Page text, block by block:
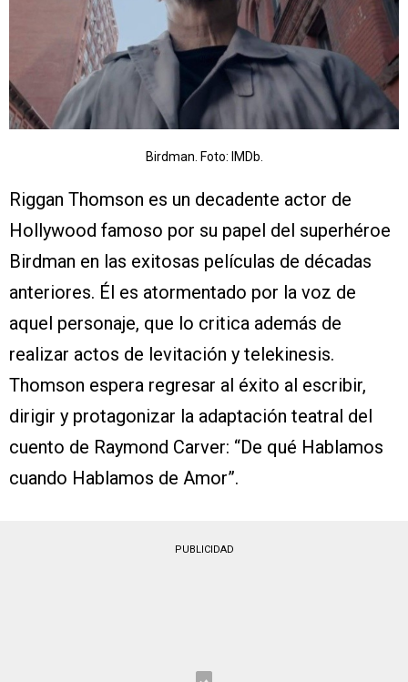
Birdman. Foto: IMDb.
Riggan Thomson es un decadente actor de
Hollywood famoso por su papel del superhéroe
Birdman en las exitosas películas de décadas
anteriores. Él es atormentado por la voz de
aquel personaje, que lo critica además de
realizar actos de levitación y telekinesis.
Thomson espera regresar al éxito al escribir,
dirigir y protagonizar la adaptación teatral del
cuento de Raymond Carver: “De qué Hablamos
cuando Hablamos de Amor”.
PUBLICIDAD